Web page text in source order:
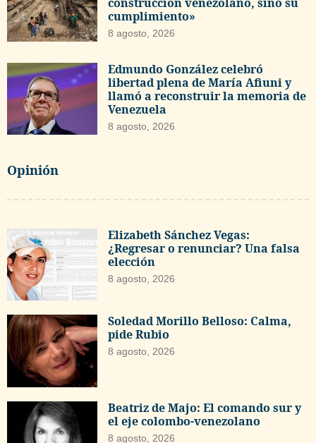
cumplimiento»
8 agosto, 2026
Edmundo González celebró
libertad plena de María Afiuni y
llamó a reconstruir la memoria de
Venezuela
8 agosto, 2026
Opinión
Elizabeth Sánchez Vegas:
¿Regresar o renunciar? Una falsa
elección
8 agosto, 2026
Soledad Morillo Belloso: Calma,
pide Rubio
8 agosto, 2026
Beatriz de Majo: El comando sur y
el eje colombo-venezolano
8 agosto, 2026